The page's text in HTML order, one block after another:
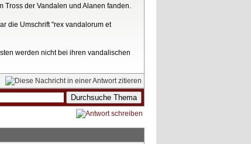
Tross der Vandalen und Alanen fanden.
die Umschrift "rex vandalorum et
werden nicht bei ihren vandalischen